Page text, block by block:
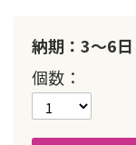
納期：3～6
個数
移
す
る